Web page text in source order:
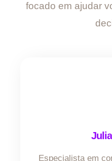
focado em ajudar
Especialista em